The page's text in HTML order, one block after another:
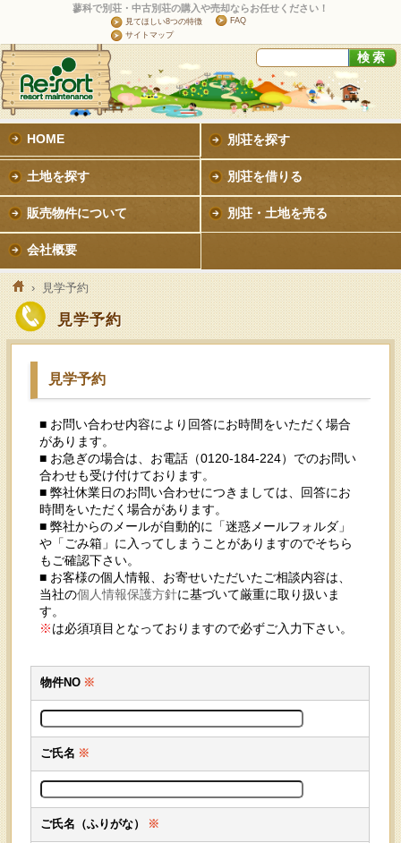
蓼科で別荘・中古別荘の購入や売却ならお任せください！
見てほしい8つの特徴
FAQ
サイトマップ
HOME 別荘を探す
土地を探す 別荘を借りる
販売物件について 別荘・土地を売る
会社概要
›見学予約
見学予約
見学予約
■ お問い合わせ内容により回答にお時間をいただく場合
があります。
■ お急ぎの場合は、お電話（0120-184-224）でのお問い
合わせも受け付けております。
■ 弊社休業日のお問い合わせにつきましては、回答にお
時間をいただく場合があります。
■ 弊社からのメールが自動的に「迷惑メールフォルダ」
や「ごみ箱」に入ってしまうことがありますのでそちら
もご確認下さい。
■ お客様の個人情報、お寄せいただいたご相談内容は、
当社の個人情報保護方針に基づいて厳重に取り扱いま
す。
※は必須項目となっておりますので必ずご入力下さい。
物件NO ※
ご氏名 ※
ご氏名（ふりがな） ※